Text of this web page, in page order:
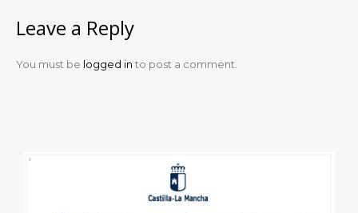
Leave a Reply
You must be logged in to post a comment.